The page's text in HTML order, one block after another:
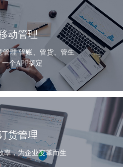
动管理
管理 管账、管货、管生
一个APP搞定
货管理
率，为企业变革而生